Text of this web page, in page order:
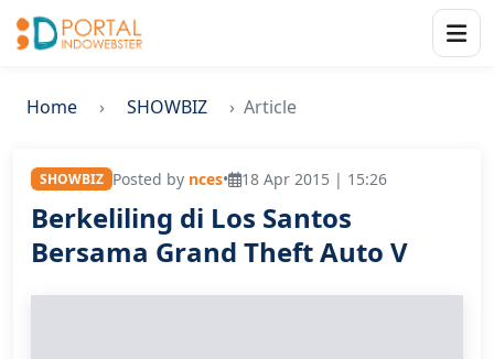
Home SHOWBIZ Article
SHOWBIZ Posted by nces• 18 Apr 2015 | 15:26
Berkeliling di Los Santos
Bersama Grand Theft Auto V